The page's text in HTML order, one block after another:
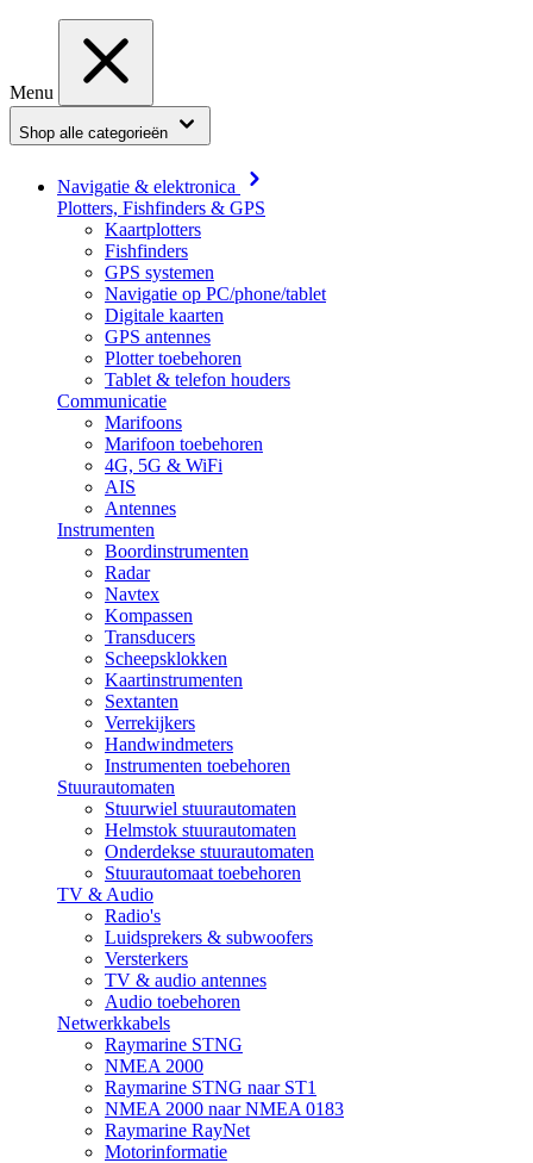
Menu
Shop alle categorieën
Navigatie & elektronica
Plotters, Fishfinders & GPS
Kaartplotters
Fishfinders
GPS systemen
Navigatie op PC/phone/tablet
Digitale kaarten
GPS antennes
Plotter toebehoren
Tablet & telefon houders
Communicatie
Marifoons
Marifoon toebehoren
4G, 5G & WiFi
AIS
Antennes
Instrumenten
Boordinstrumenten
Radar
Navtex
Kompassen
Transducers
Scheepsklokken
Kaartinstrumenten
Sextanten
Verrekijkers
Handwindmeters
Instrumenten toebehoren
Stuurautomaten
Stuurwiel stuurautomaten
Helmstok stuurautomaten
Onderdekse stuurautomaten
Stuurautomaat toebehoren
TV & Audio
Radio's
Luidsprekers & subwoofers
Versterkers
TV & audio antennes
Audio toebehoren
Netwerkkabels
Raymarine STNG
NMEA 2000
Raymarine STNG naar ST1
NMEA 2000 naar NMEA 0183
Raymarine RayNet
Motorinformatie